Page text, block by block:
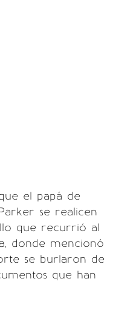
el papá de
se realicen
que recurrió al
donde mencionó
se burlaron de
que han